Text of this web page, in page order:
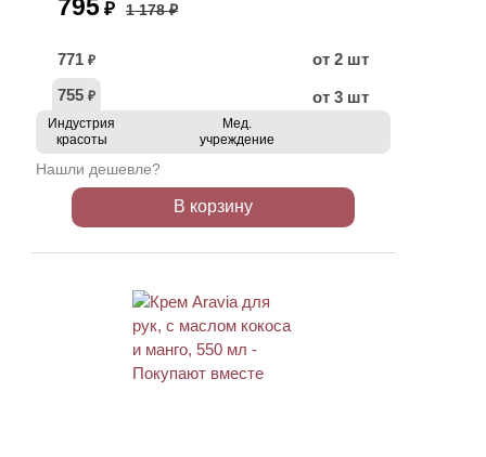
795 ₽ 1 178 ₽
771 ₽
от 2 шт
755 ₽ от 3 шт
Индустрия
красоты
Мед.
учреждение
Нашли дешевле?
В корзину